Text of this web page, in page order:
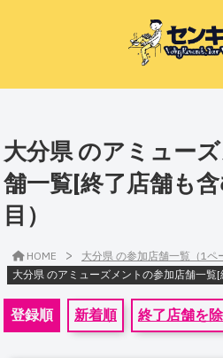
大分県 のアミュー
舗一覧[終了店舗も
目）
HOME > 大分県 の参加店舗一覧（1ペ
大分県 のアミューズメントの参加店舗一覧[
登録順 新着順 終了店舗を除